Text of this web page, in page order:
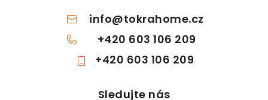
info@tokrahome.cz
+420 603 106 209
+420 603 106 209